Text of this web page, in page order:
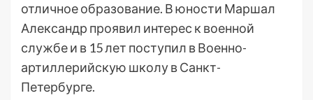
отличное образование. В юности Маршал
Александр проявил интерес к военной
службе и в 15 лет поступил в Военно-
артиллерийскую школу в Санкт-
Петербурге.